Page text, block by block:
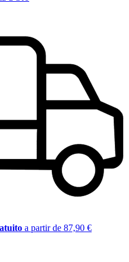
a partir de 87,90 €